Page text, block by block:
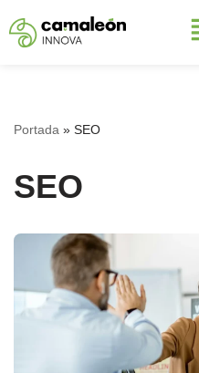
Saltar
Portada » SEO
SEO